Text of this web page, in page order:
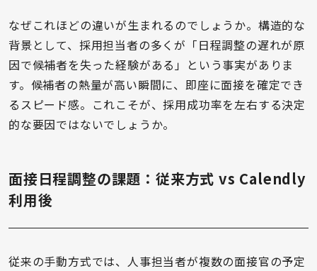
なぜこれほどの違いが生まれるのでしょうか。構造的な
背景として、採用担当者の多くが「日程調整の遅れが原
因で候補者を失った経験がある」という事実がありま
す。候補者の熱量が高い瞬間に、即座に面接を確定でき
るスピード感。これこそが、採用成功率を左右する決定
的な要因ではないでしょうか。
面接日程調整の課題：従来方式 vs Calendly
利用後
従来の手動方式では、人事担当者が複数の面接官の予定